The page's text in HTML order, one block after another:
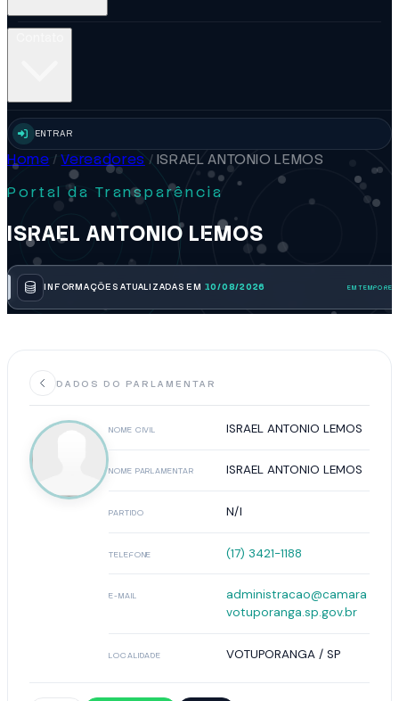
ENTRAR
Home / Vereadores /ISRAEL ANTONIO LEMOS
Portal da Transparência
ISRAEL ANTONIO LEMOS
INFORMAÇÕES ATUALIZADAS EM 10/08/2026
DADOS DO PARLAMENTAR
NOME CIVIL ISRAEL ANTONIO LEMOS
NOME PARLAMENTAR ISRAEL ANTONIO LEMOS
PARTIDO N/I
TELEFONE (17) 3421-1188
E-MAIL
administracao@camara
votuporanga.sp.gov.br
LOCALIDADE VOTUPORANGA / SP